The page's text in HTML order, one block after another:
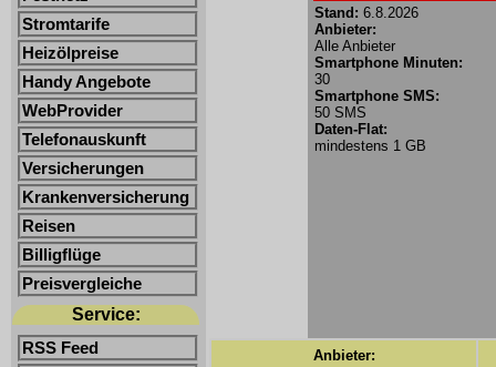
Stromtarife
Heizölpreise
Handy Angebote
WebProvider
Telefonauskunft
Versicherungen
Krankenversicherung
Reisen
Billigflüge
Preisvergleiche
Service:
RSS Feed
Stand: 6.8.2026
Anbieter:
Alle Anbieter
Smartphone Minuten:
30
Smartphone SMS:
50 SMS
Daten-Flat:
mindestens 1 GB
Anbieter: